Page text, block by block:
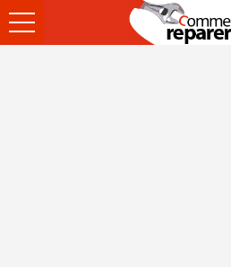
Ouvrir
le